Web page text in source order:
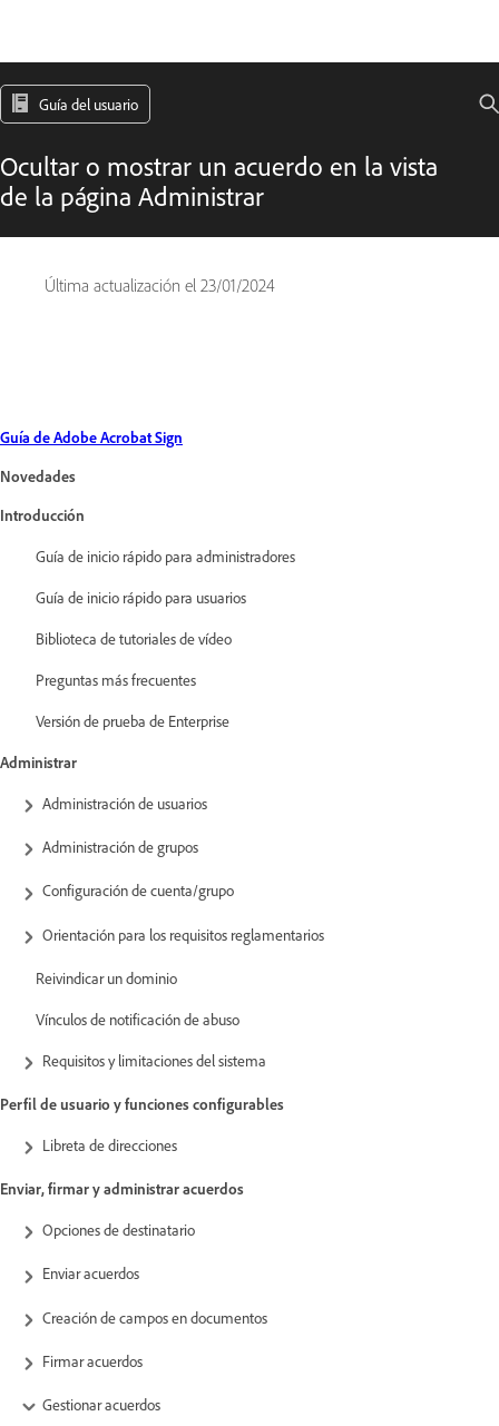
Guía del usuario
Ocultar o mostrar un acuerdo en la vista
de la página Administrar
Última actualización el 23/01/2024
Guía de Adobe Acrobat Sign
Novedades
Introducción
Guía de inicio rápido para administradores
Guía de inicio rápido para usuarios
Biblioteca de tutoriales de vídeo
Preguntas más frecuentes
Versión de prueba de Enterprise
Administrar
Administración de usuarios
Administración de grupos
Configuración de cuenta/grupo
Orientación para los requisitos reglamentarios
Reivindicar un dominio
Vínculos de notificación de abuso
Requisitos y limitaciones del sistema
Perfil de usuario y funciones configurables
Libreta de direcciones
Enviar, firmar y administrar acuerdos
Opciones de destinatario
Enviar acuerdos
Creación de campos en documentos
Firmar acuerdos
Gestionar acuerdos